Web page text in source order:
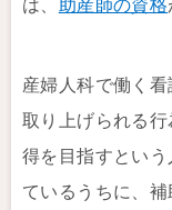
は、
助産師の資格
産婦人科で働く
取り上げられる
得を目指すとい
ているうちに、